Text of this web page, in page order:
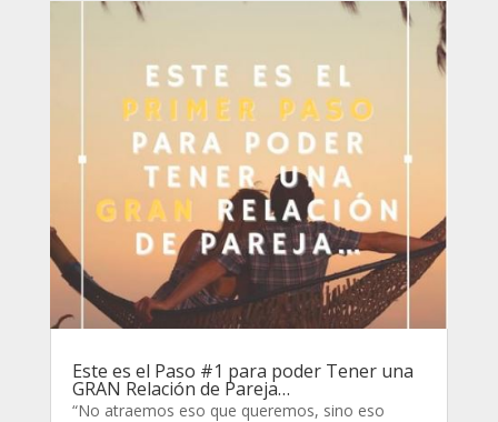
Este es el Paso #1 para poder Tener una
GRAN Relación de Pareja…
“No atraemos eso que queremos, sino eso